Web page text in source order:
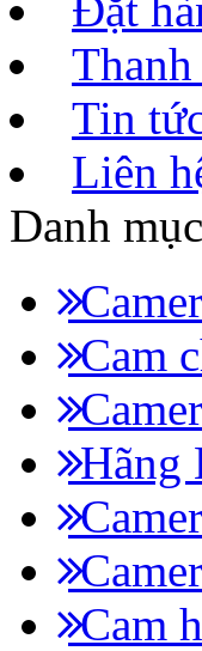
Tin
Liên
Danh
Cam
Hãng
Cam